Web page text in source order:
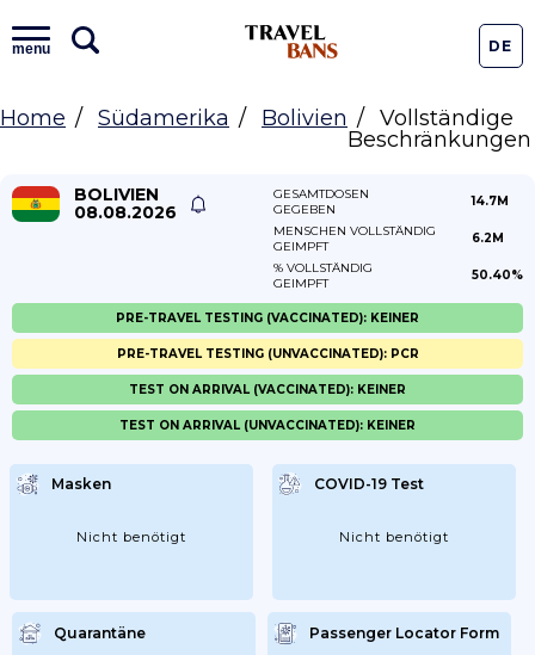
menu DE
Home Südamerika Bolivien
Vollständige
Beschränkungen
BOLIVIEN
08.08.2026
GESAMTDOSEN
GEGEBEN
14.7M
MENSCHEN VOLLSTÄNDIG
GEIMPFT
6.2M
% VOLLSTÄNDIG
GEIMPFT
50.40%
Masken
Nicht benötigt
COVID-19 Test
Nicht benötigt
Quarantäne Passenger Locator Form
PRE-TRAVEL TESTING (VACCINATED): KEINER
PRE-TRAVEL TESTING (UNVACCINATED): PCR
TEST ON ARRIVAL (VACCINATED): KEINER
TEST ON ARRIVAL (UNVACCINATED): KEINER